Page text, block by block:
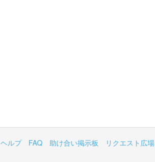
ヘルプ FAQ 助け合い掲示板 リクエスト広場